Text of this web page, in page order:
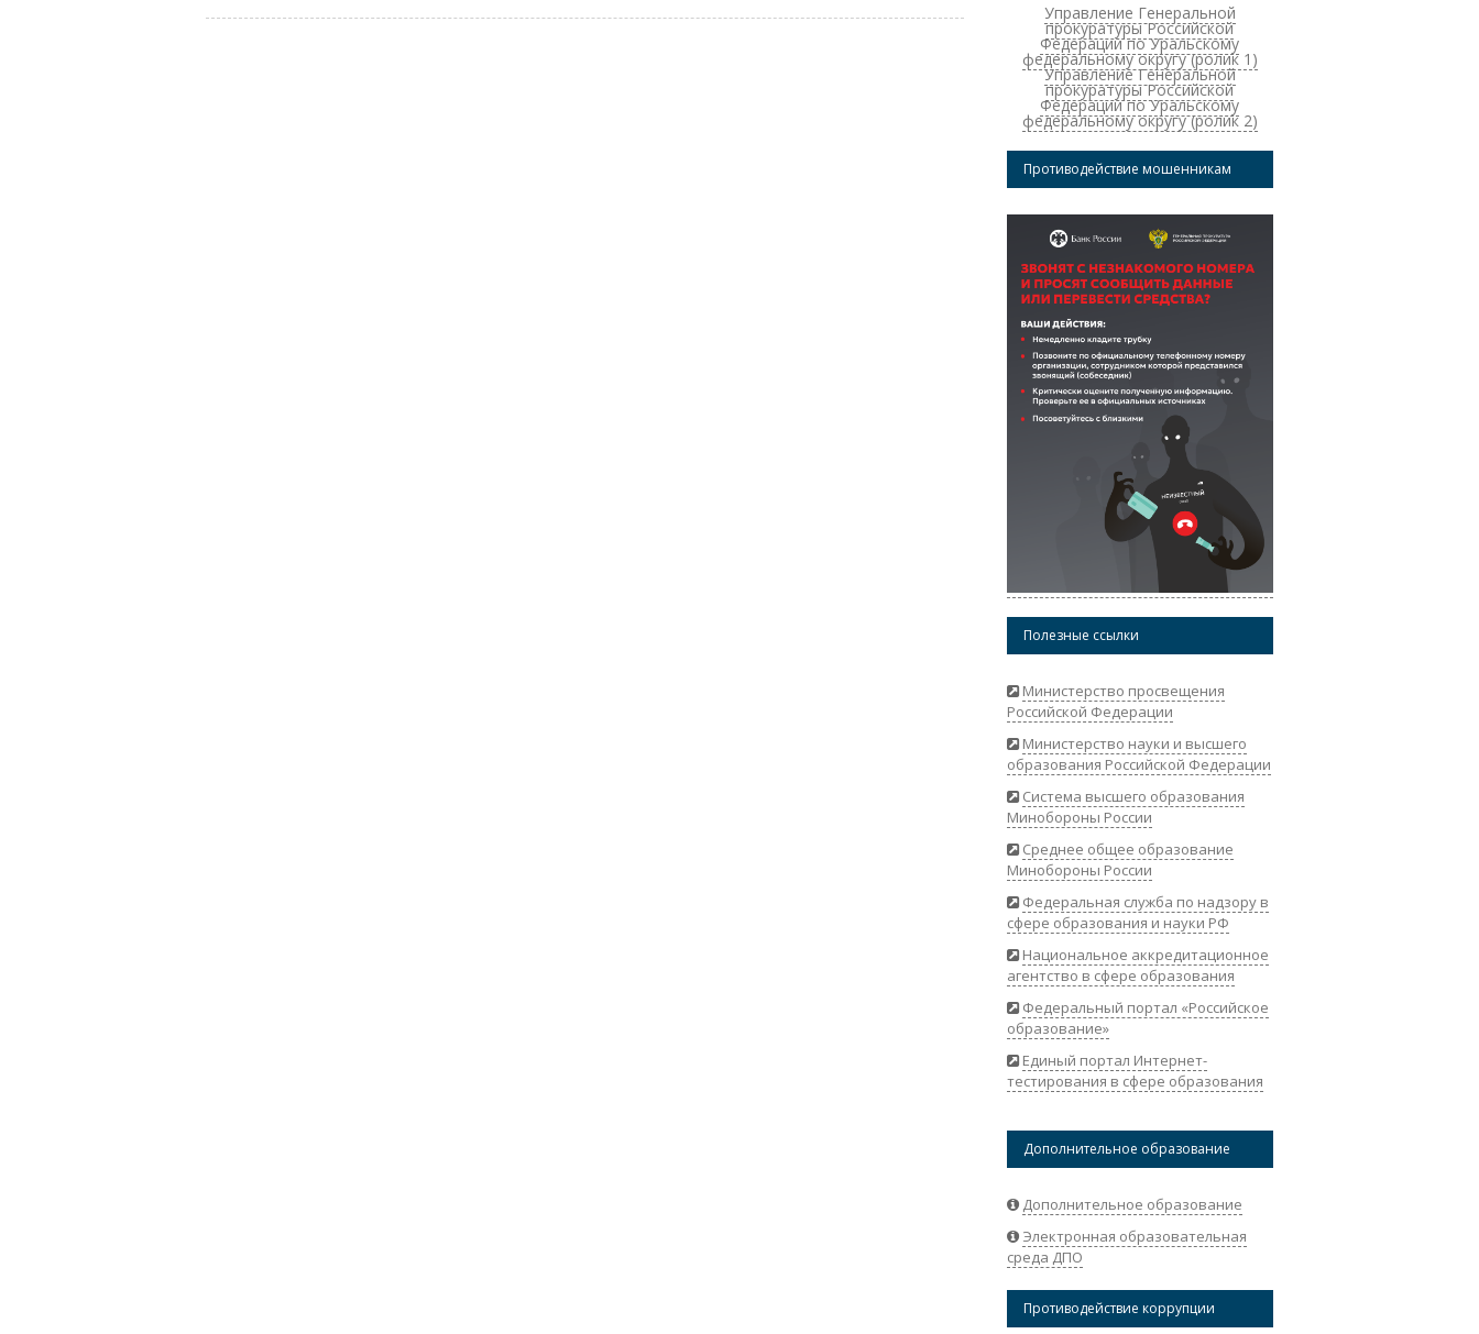
Управление Генеральной
прокуратуры Российской
Федерации по Уральскому
федеральному округу (ролик 1)
Управление Генеральной
прокуратуры Российской
Федерации по Уральскому
федеральному округу (ролик 2)
Противодействие мошенникам
Полезные ссылки
Министерство просвещения
Российской Федерации
Министерство науки и высшего
образования Российской Федерации
Система высшего образования
Минобороны России
Среднее общее образование
Минобороны России
Федеральная служба по надзору в
сфере образования и науки РФ
Национальное аккредитационное
агентство в сфере образования
Федеральный портал «Российское
образование»
Единый портал Интернет-
тестирования в сфере образования
Дополнительное образование
Дополнительное образование
Электронная образовательная
среда ДПО
Противодействие коррупции